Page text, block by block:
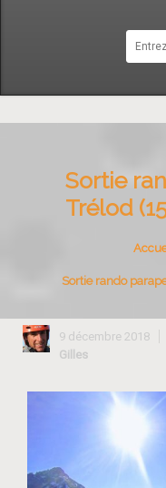
Sortie
Trélod
Sortie rando
9 décembre 2018
Gilles